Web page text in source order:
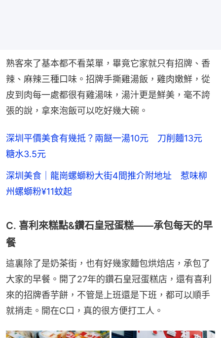
熟客來了基本都不看菜單，畢竟它家就只有招牌、香
辣、麻辣三種口味。招牌手撕雞湯飯，雞肉嫩鮮，從
皮到肉每一處都很有雞湯味，湯汁更是鮮美，毫不誇
張的說，拿來泡飯可以吃好幾大碗。
深圳平價美食有幾抵？兩餸一湯10元 刀削麵13元
糖水3.5元
深圳美食｜龍崗螺螄粉大街4間推介附地址 惹味柳
州螺螄粉¥11蚊起
C. 喜利來糕點&鑽石皇冠蛋糕——承包每天的早
餐
這裏除了是奶茶街，也有好幾家麵包烘焙店，承包了
大家的早餐。開了27年的鑽石皇冠蛋糕店，還有喜利
來的招牌香芋餅，不管是上班還是下班，都可以順手
就捎走。開在C口，真的很方便打工人。